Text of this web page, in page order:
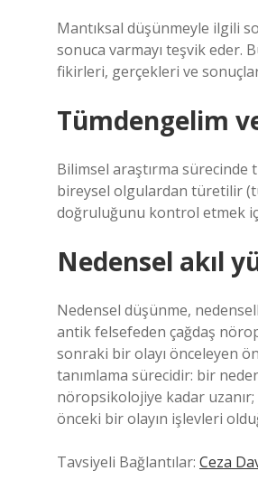
Mantıksal düşünmeyle ilgili
sonuca varmayı teşvik eder.
fikirleri, gerçekleri ve
Tümdengelim
Bilimsel araştırma
bireysel olgulardan türetilir
doğruluğunu kontrol etmek
Nedensel akıl
Nedensel düşünme,
antik felsefeden çağdaş
sonraki bir olayı önceleyen
tanımlama sürecidir: bir
nöropsikolojiye kadar uzanır;
önceki bir olayın işlevleri
Tavsiyeli Bağlantılar: Ceza